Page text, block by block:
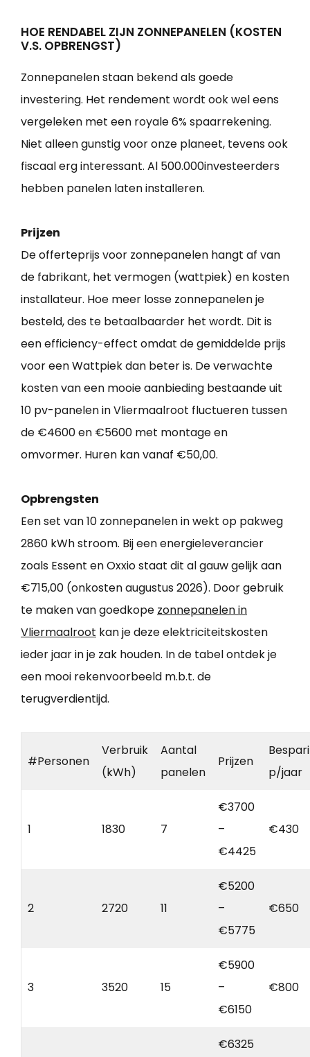
HOE RENDABEL ZIJN ZONNEPANELEN (KOSTEN
V.S. OPBRENGST)
Zonnepanelen staan bekend als goede
investering. Het rendement wordt ook wel eens
vergeleken met een royale 6% spaarrekening.
Niet alleen gunstig voor onze planeet, tevens ook
fiscaal erg interessant. Al 500.000investeerders
hebben panelen laten installeren.
Prijzen
De offerteprijs voor zonnepanelen hangt af van
de fabrikant, het vermogen (wattpiek) en kosten
installateur. Hoe meer losse zonnepanelen je
besteld, des te betaalbaarder het wordt. Dit is
een efficiency-effect omdat de gemiddelde prijs
voor een Wattpiek dan beter is. De verwachte
kosten van een mooie aanbieding bestaande uit
10 pv-panelen in Vliermaalroot fluctueren tussen
de €4600 en €5600 met montage en
omvormer. Huren kan vanaf €50,00.
Opbrengsten
Een set van 10 zonnepanelen in wekt op pakweg
2860 kWh stroom. Bij een energieleverancier
zoals Essent en Oxxio staat dit al gauw gelijk aan
€715,00 (onkosten augustus 2026). Door gebruik
te maken van goedkope zonnepanelen in
Vliermaalroot kan je deze elektriciteitskosten
ieder jaar in je zak houden. In de tabel ontdek je
een mooi rekenvoorbeeld m.b.t. de
terugverdientijd.
#Personen
Verbruik
(kWh)
Aantal
panelen
Prijzen
p/jaar
1 1830 7
€3700
–
€4425
€430
2 2720 11
€5200
–
€5775
€650
3 3520 15
€5900
–
€6150
€800
€6325